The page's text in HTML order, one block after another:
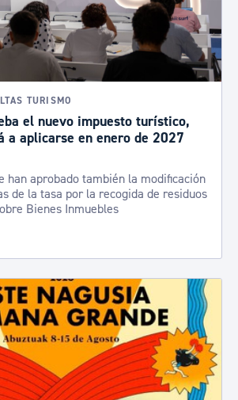
TURISMO
el nuevo impuesto turístico,
a aplicarse en enero de 2027
han aprobado también la modificación
de la tasa por la recogida de residuos
Bienes Inmuebles